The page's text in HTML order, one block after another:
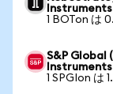
1 BOTon は
S&P Global
1 SPGIon は